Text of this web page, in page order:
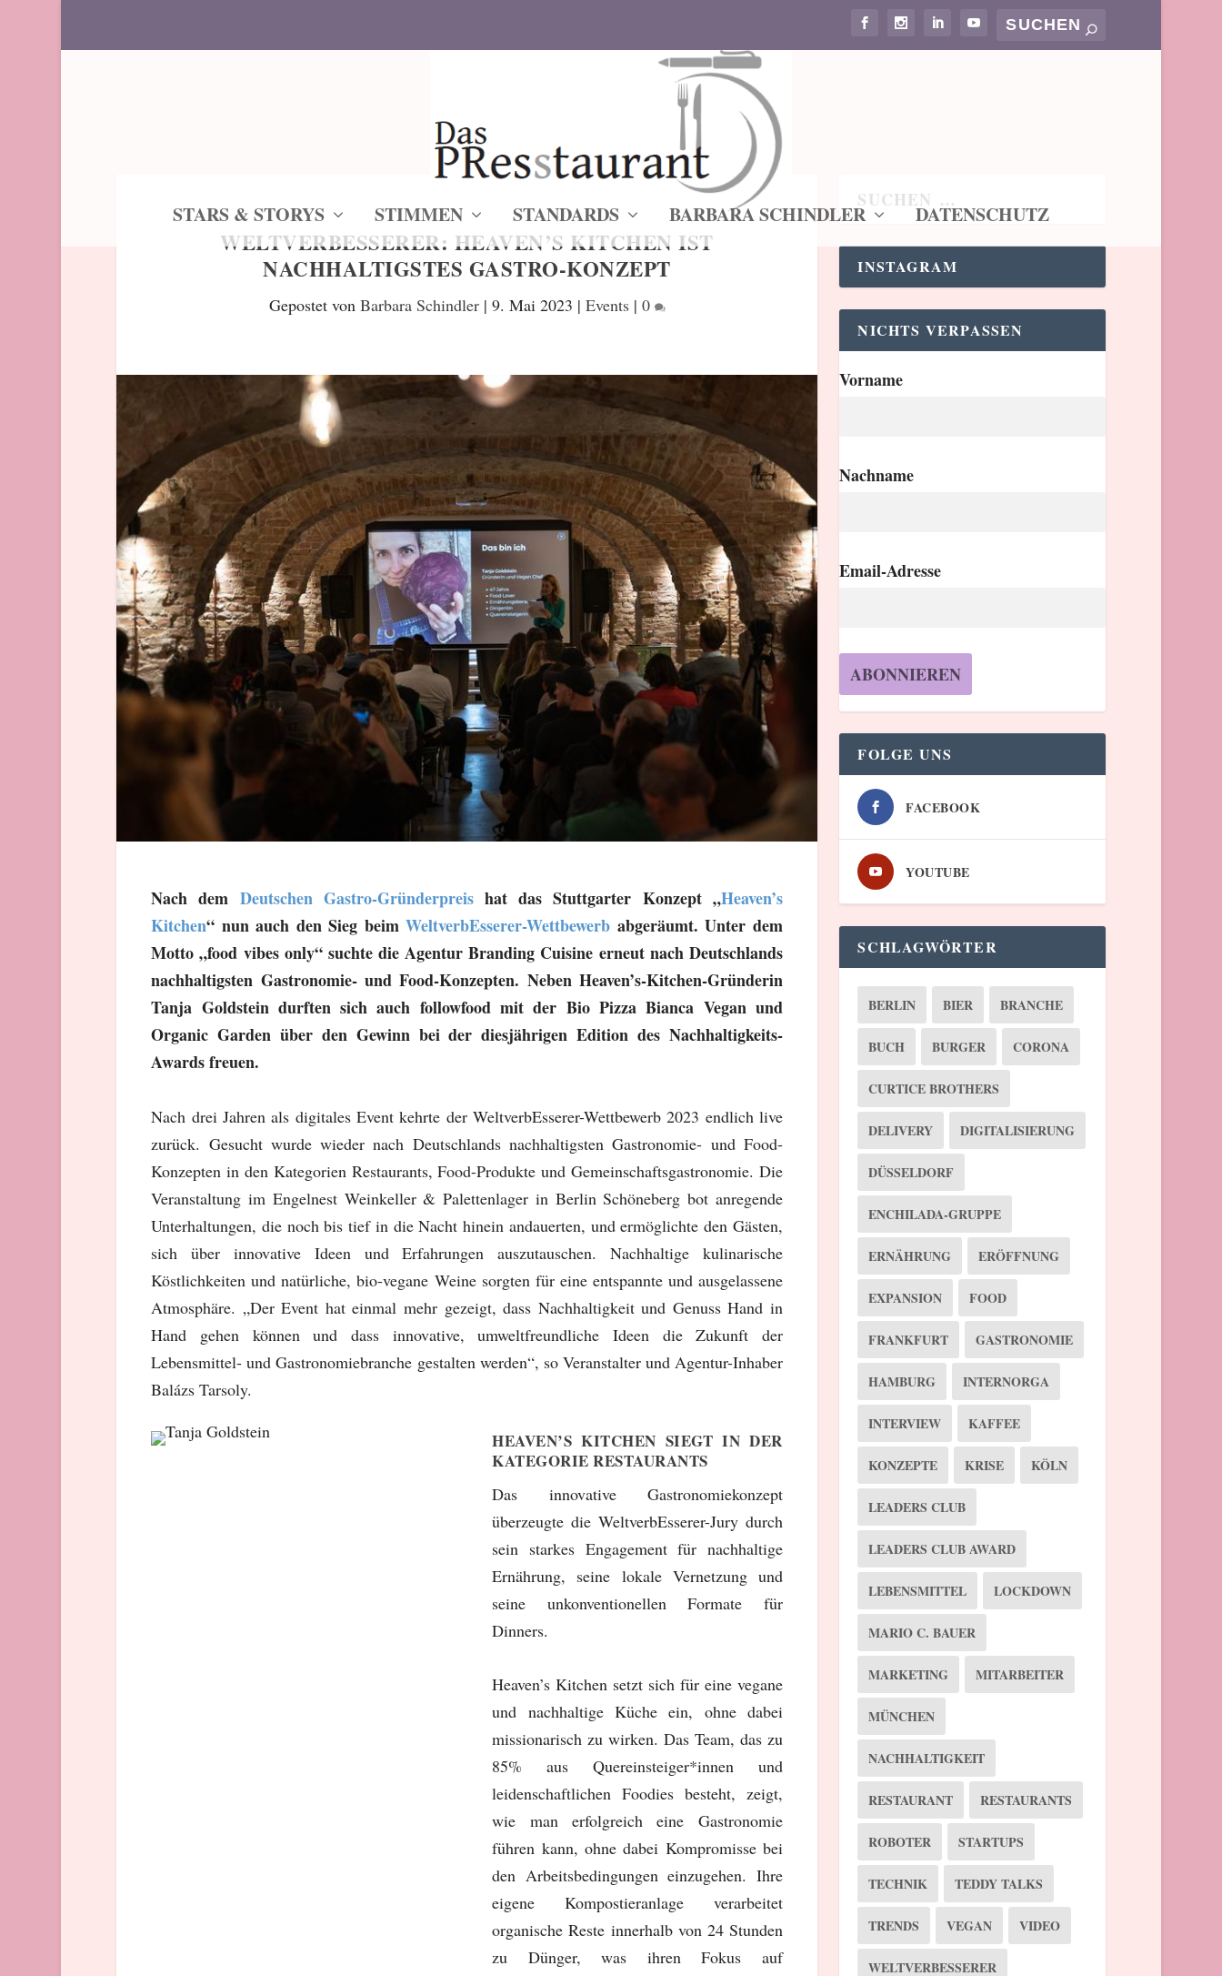
STARS & STORYS STIMMEN STANDARDS BARBARA SCHINDLER DATENSCHUTZ
WELTVERBESSERER: HEAVEN’S KITCHEN IST
NACHHALTIGSTES GASTRO-KONZEPT
Gepostet von Barbara Schindler| 9. Mai 2023 | Events| 0
Nach dem Deutschen Gastro-Gründerpreishat das Stuttgarter Konzept „Heaven’s
Kitchen“ nun auch den Sieg beimWeltverbEsserer-Wettbewerb abgeräumt. Unter dem
Motto „food vibes only“ suchte die Agentur Branding Cuisine erneut nach Deutschlands
nachhaltigsten Gastronomie- und Food-Konzepten. Neben Heaven’s-Kitchen-Gründerin
Tanja Goldstein durften sich auch followfood mit der Bio Pizza Bianca Vegan und
Organic Garden über den Gewinn bei der diesjährigen Edition des Nachhaltigkeits-
Awards freuen.
Nach drei Jahren als digitales Event kehrte der WeltverbEsserer-Wettbewerb 2023 endlich live
zurück. Gesucht wurde wieder nach Deutschlands nachhaltigsten Gastronomie- und Food-
Konzepten in den Kategorien Restaurants, Food-Produkte und Gemeinschaftsgastronomie. Die
Veranstaltung im Engelnest Weinkeller & Palettenlager in Berlin Schöneberg bot anregende
Unterhaltungen, die noch bis tief in die Nacht hinein andauerten, und ermöglichte den Gästen,
sich über innovative Ideen und Erfahrungen auszutauschen. Nachhaltige kulinarische
Köstlichkeiten und natürliche, bio-vegane Weine sorgten für eine entspannte und ausgelassene
Atmosphäre. „Der Event hat einmal mehr gezeigt, dass Nachhaltigkeit und Genuss Hand in
Hand gehen können und dass innovative, umweltfreundliche Ideen die Zukunft der
Lebensmittel- und Gastronomiebranche gestalten werden“, so Veranstalter und Agentur-Inhaber
Balázs Tarsoly.
HEAVEN’S KITCHEN SIEGT IN DER
KATEGORIE RESTAURANTS
Das innovative Gastronomiekonzept
überzeugte die WeltverbEsserer-Jury durch
sein starkes Engagement für nachhaltige
Ernährung, seine lokale Vernetzung und
seine unkonventionellen Formate für
Dinners.
Heaven’s Kitchen setzt sich für eine vegane
und nachhaltige Küche ein, ohne dabei
missionarisch zu wirken. Das Team, das zu
85% aus Quereinsteiger*innen und
leidenschaftlichen Foodies besteht, zeigt,
wie man erfolgreich eine Gastronomie
führen kann, ohne dabei Kompromisse bei
den Arbeitsbedingungen einzugehen. Ihre
eigene Kompostieranlage verarbeitet
organische Reste innerhalb von 24 Stunden
zu Dünger, was ihren Fokus auf
INSTAGRAM
NICHTS VERPASSEN
Vorname
Nachname
Email-Adresse
FOLGE UNS
FACEBOOK
YOUTUBE
SCHLAGWÖRTER
BERLIN BIER BRANCHE
BUCH BURGER CORONA
CURTICE BROTHERS
DELIVERY DIGITALISIERUNG
DÜSSELDORF
ENCHILADA-GRUPPE
ERNÄHRUNG ERÖFFNUNG
EXPANSION FOOD
FRANKFURT GASTRONOMIE
HAMBURG INTERNORGA
INTERVIEW KAFFEE
KONZEPTE KRISE KÖLN
LEADERS CLUB
LEADERS CLUB AWARD
LEBENSMITTEL LOCKDOWN
MARIO C. BAUER
MARKETING MITARBEITER
MÜNCHEN
NACHHALTIGKEIT
RESTAURANT RESTAURANTS
ROBOTER STARTUPS
TECHNIK TEDDY TALKS
TRENDS VEGAN VIDEO
WELTVERBESSERER